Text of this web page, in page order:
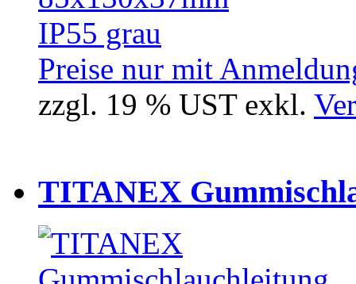
Preise nur mit
zzgl. 19 % UST exkl.
TITANEX